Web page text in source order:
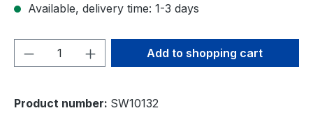
Available, delivery time: 1-3 days
Product Quantity: Enter the desired
Add to shopping cart
Product number: SW10132